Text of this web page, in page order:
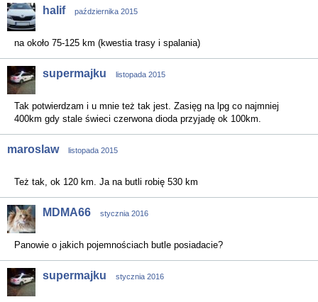
halif października 2015
na około 75-125 km (kwestia trasy i spalania)
supermajku listopada 2015
Tak potwierdzam i u mnie też tak jest. Zasięg na lpg co najmniej
400km gdy stale świeci czerwona dioda przyjadę ok 100km.
maroslaw listopada 2015
Też tak, ok 120 km. Ja na butli robię 530 km
MDMA66 stycznia 2016
Panowie o jakich pojemnościach butle posiadacie?
supermajku stycznia 2016